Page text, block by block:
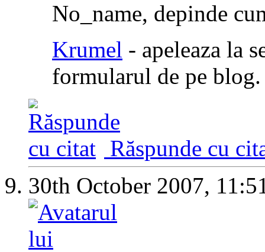
No_name, depinde
Krumel - apeleaza la
formularul de pe blog.
Răspunde cu
30th October 2007,